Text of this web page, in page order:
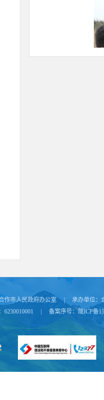
作市人民政府办公室 承办单位：
6230010001
备案序号：陇ICP备